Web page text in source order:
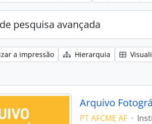
pesquisa avançada
a impressão Hierarquia
Arquivo
PT AFCME AF ·